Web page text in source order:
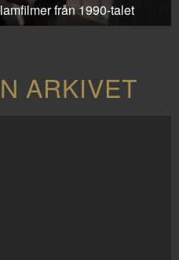
från 1990-talet
ARKIVET